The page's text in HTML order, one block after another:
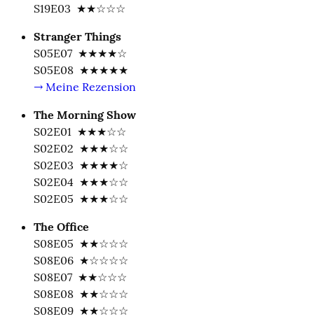
S19E03  ★★☆☆☆
Stranger Things
S05E07  ★★★★☆
→ Meine Rezension
The Morning Show
S02E01  ★★★☆☆
S02E02  ★★★☆☆
S02E03  ★★★★☆
S02E04  ★★★☆☆
S02E05  ★★★☆☆
The Office
S08E05  ★★☆☆☆
S08E06  ★☆☆☆☆
S08E07  ★★☆☆☆
S08E08  ★★☆☆☆
S08E09  ★★☆☆☆